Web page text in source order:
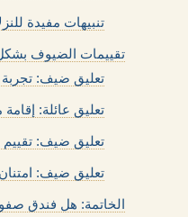
تنبيهات مفيدة
تقييمات الضيوف
تعليق ضيف: تجربة
تعليق عائلة:
تعليق ضيف: تقييم
تعليق ضيف:
الخاتمة: هل فندق